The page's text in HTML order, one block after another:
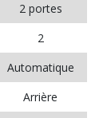
2 portes
2
Automatique
Arrière